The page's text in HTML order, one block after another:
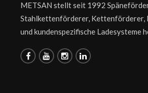
METSAN stellt seit 1992
Stahlkettenförderer,
und kundenspezifische Ladesysteme